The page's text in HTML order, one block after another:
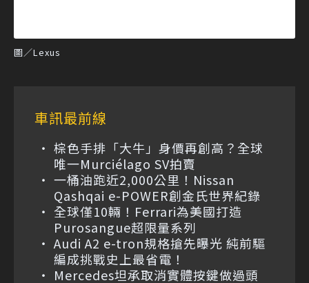
圖／Lexus
車訊最前線
棕色手排「大牛」身價再創高？全球
唯一Murciélago SV拍賣
一桶油跑近2,000公里！Nissan
Qashqai e-POWER創金氏世界紀錄
全球僅10輛！Ferrari為美國打造
Purosangue超限量系列
Audi A2 e-tron規格搶先曝光 純前驅
編成挑戰史上最省電！
Mercedes坦承取消實體按鍵做過頭